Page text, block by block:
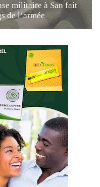
militaire à San fait
de l’armée